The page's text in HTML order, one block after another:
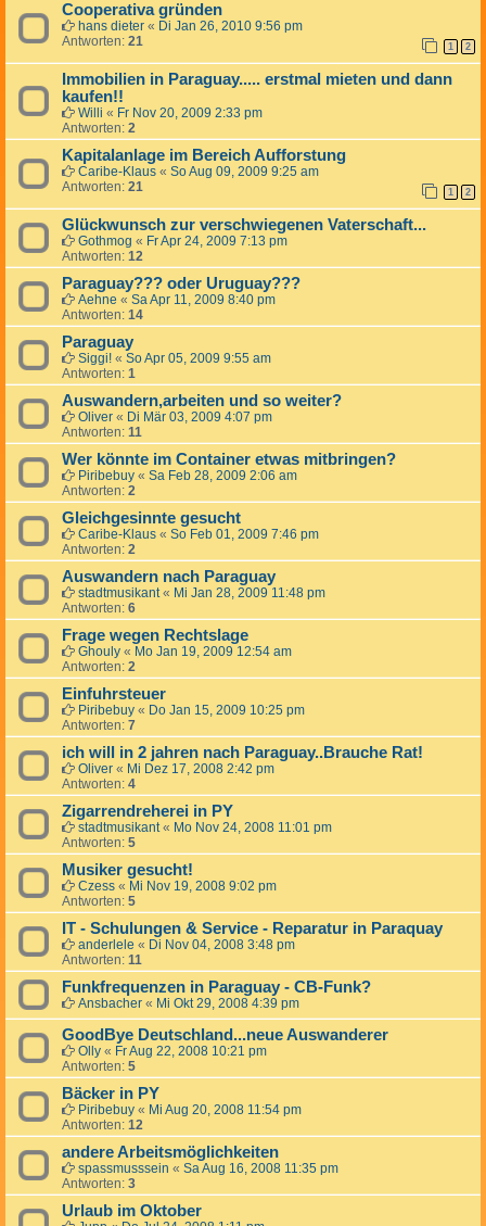
Cooperativa gründen
hans dieter « Di Jan 26, 2010 9:56 pm
Antworten: 21 1 2
Immobilien in Paraguay..... erstmal mieten und dann
kaufen!!
Willi « Fr Nov 20, 2009 2:33 pm
Antworten: 2
Kapitalanlage im Bereich Aufforstung
Caribe-Klaus « So Aug 09, 2009 9:25 am
Antworten: 21 1 2
Glückwunsch zur verschwiegenen Vaterschaft...
Gothmog « Fr Apr 24, 2009 7:13 pm
Antworten: 12
Paraguay??? oder Uruguay???
Aehne « Sa Apr 11, 2009 8:40 pm
Antworten: 14
Paraguay
Siggi! « So Apr 05, 2009 9:55 am
Antworten: 1
Auswandern,arbeiten und so weiter?
Oliver « Di Mär 03, 2009 4:07 pm
Antworten: 11
Wer könnte im Container etwas mitbringen?
Piribebuy « Sa Feb 28, 2009 2:06 am
Antworten: 2
Gleichgesinnte gesucht
Caribe-Klaus « So Feb 01, 2009 7:46 pm
Antworten: 2
Auswandern nach Paraguay
stadtmusikant« Mi Jan 28, 2009 11:48 pm
Antworten: 6
Frage wegen Rechtslage
Ghouly « Mo Jan 19, 2009 12:54 am
Antworten: 2
Einfuhrsteuer
Piribebuy « Do Jan 15, 2009 10:25 pm
Antworten: 7
ich will in 2 jahren nach Paraguay..Brauche Rat!
Oliver « Mi Dez 17, 2008 2:42 pm
Antworten: 4
Zigarrendreherei in PY
stadtmusikant« Mo Nov 24, 2008 11:01 pm
Antworten: 5
Musiker gesucht!
Czess « Mi Nov 19, 2008 9:02 pm
Antworten: 5
IT - Schulungen & Service - Reparatur in Paraquay
anderlele « Di Nov 04, 2008 3:48 pm
Antworten: 11
Funkfrequenzen in Paraguay - CB-Funk?
Ansbacher « Mi Okt 29, 2008 4:39 pm
GoodBye Deutschland...neue Auswanderer
Olly « Fr Aug 22, 2008 10:21 pm
Antworten: 5
Bäcker in PY
Piribebuy « Mi Aug 20, 2008 11:54 pm
Antworten: 12
andere Arbeitsmöglichkeiten
spassmusssein « Sa Aug 16, 2008 11:35 pm
Antworten: 3
Urlaub im Oktober